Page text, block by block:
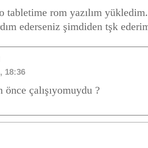
tabletime rom yazılım
ederseniz şimdiden tşk
18:36
çalışıyomuydu ?